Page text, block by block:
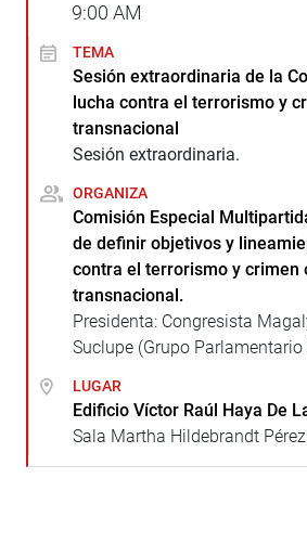
9:00 AM
TEMA
Sesión extraordinaria de la
lucha contra el terrorismo y
transnacional
Sesión extraordinaria.
ORGANIZA
Comisión Especial
de definir objetivos y
contra el terrorismo y crimen
transnacional.
Presidenta: Congresista
Suclupe (Grupo
LUGAR
Edificio Víctor Raúl Haya De
Sala Martha Hildebrandt